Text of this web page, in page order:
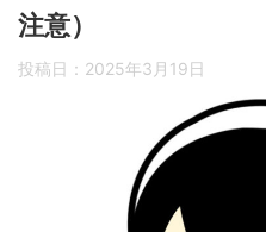
注意）
投稿日： 2025年3月19日